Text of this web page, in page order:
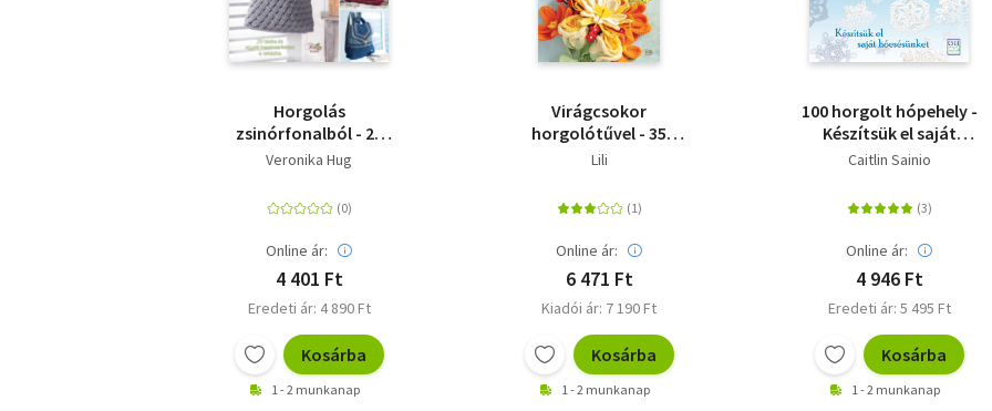
Horgolás
zsinórfonalból - 29
táska és egyéb
lakásba
Veronika Hug
Online ár:
4 401 Ft
Eredeti ár: 4 890 Ft
Kosárba
1 - 2 munkanap
Virágcsokor
horgolótűvel - 35
különböző virág és
horgolásmintája
Lili
Online ár:
6 471 Ft
Kiadói ár: 7 190 Ft
Kosárba
1 - 2 munkanap
100 horgolt hópehely -
Készítsük el saját
hóesésünket
Caitlin Sainio
Online ár:
4 946 Ft
Eredeti ár: 5 495 Ft
Kosárba
1 - 2 munkanap